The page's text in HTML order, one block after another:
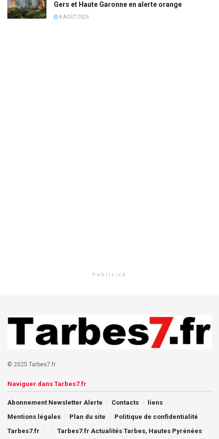
Gers et Haute Garonne en alerte orange
8 AOÛT 2026
Publicité
© 2025 Tarbes7.fr
Naviguer dans Tarbes7.fr
Abonnement Newsletter Alerte Contacts
liens
Mentions légales
Plan du site
Politique de confidentialité
Tarbes7.fr
Tarbes7.fr Actualités Tarbes, Hautes Pyrénées